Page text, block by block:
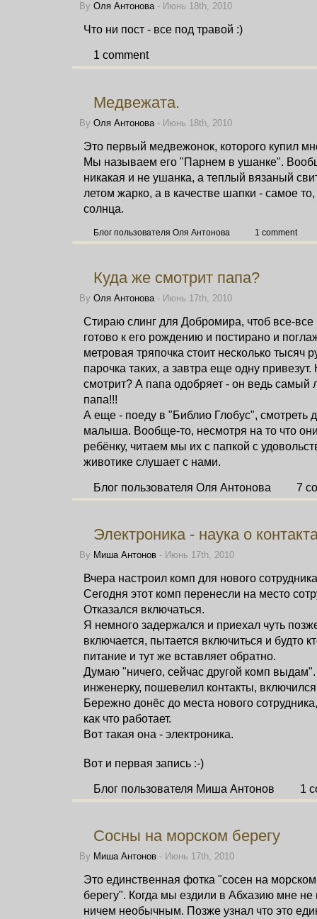
By Оля Антонова- Июнь 18th, 2010
Что ни пост - все под травой :)
1 comment
Медвежата.
By Оля Антонова - Июнь 18th, 2010
Это первый медвежонок, которого купил
Мы называем его "Парнем в ушанке".
никакая и не ушанка, а теплый вязаный
летом жарко, а в качестве шапки - самое то,
солнца.
Блог пользователя Оля Антонова 1 comment
Куда же смотрит папа?
By Оля Антонова - Июнь 17th, 2010
Стираю слинг для Добромира, чтоб все-
готово к его рождению и постирано и
метровая тряпочка стоит несколько тысяч
парочка таких, а завтра еще одну
смотрит? А папа одобряет - он ведь самый
папа!!!
А еще - поеду в "Библио Глобус", смотреть
малыша. Вообще-то, несмотря на то что
ребёнку, читаем мы их с папкой с
животике слушает с нами.
Блог пользователя Оля Антонова 7
Электроника - наука о
By Миша Антонов - Июнь 17th, 2010
Вчера настроил комп для нового
Сегодня этот комп перенесли на место
Отказался включаться.
Я немного задержался и приехал чуть
включается, пытается включиться и будто
питание и тут же вставляет обратно.
Думаю "ничего, сейчас другой комп
инженерку, пошевелил контакты,
Бережно донёс до места нового
как что работает.
Вот такая она - электроника.
Вот и первая запись :-)
Блог пользователя Миша Антонов 1
Сосны на морском берегу
By Миша Антонов - Июнь 17th, 2010
Это единственная фотка "сосен на морском
берегу". Когда мы ездили в Абхазию мне не
ничем необычным. Позже узнал что это